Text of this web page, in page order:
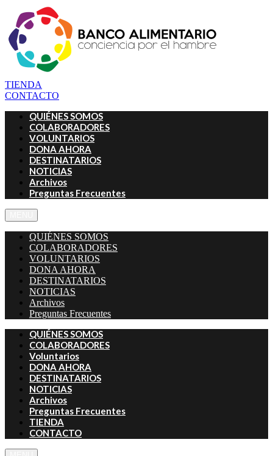
TIENDA
CONTACTO
QUIÉNES SOMOS
COLABORADORES
VOLUNTARIOS
DONA AHORA
DESTINATARIOS
NOTICIAS
Archivos
Preguntas Frecuentes
QUIÉNES SOMOS
COLABORADORES
VOLUNTARIOS
DONA AHORA
DESTINATARIOS
NOTICIAS
Archivos
Preguntas Frecuentes
QUIÉNES SOMOS
COLABORADORES
Voluntarios
DONA AHORA
DESTINATARIOS
NOTICIAS
Archivos
Preguntas Frecuentes
TIENDA
CONTACTO